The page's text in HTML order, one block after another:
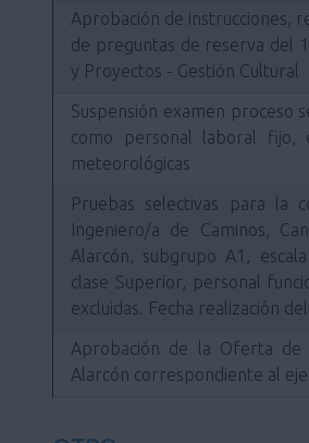
Aprobación de instrucciones,
de preguntas de reserva del
y Proyectos - Gestión Cultural
Suspensión examen proceso
como personal laboral fijo,
meteorológicas
Pruebas selectivas para la
Ingeniero/a de Caminos,
Alarcón, subgrupo A1,
clase Superior, personal
excluidas. Fecha realización
Aprobación de la Oferta de
Alarcón correspondiente al